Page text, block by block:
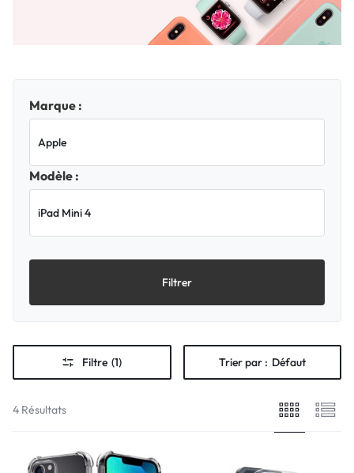
Marque :
Modèle :
Filtrer
Filtre (1) Trier par : Défaut
4 Résultats